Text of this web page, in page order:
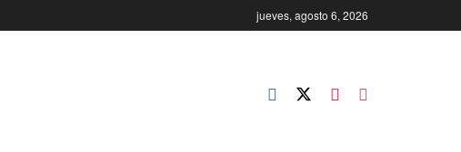
jueves, agosto 6, 2026